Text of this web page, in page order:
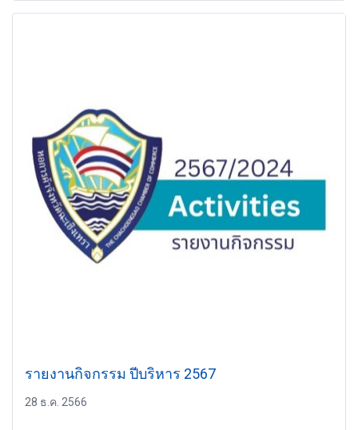
รายงานกิจกรรม ปีบริหาร 2567
28 ธ.ค. 2566